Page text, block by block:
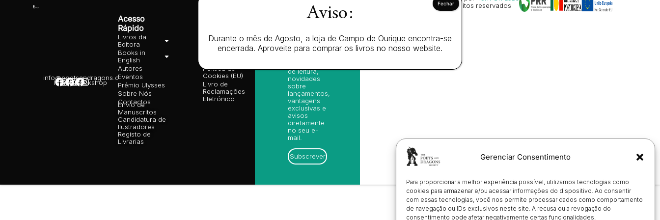
Gerenciar Consentimento
Para proporcionar a melhor experiência possível, utilizamos tecnologias como
cookies para armazenar e/ou acessar informações do dispositivo. Ao consentir
com essas tecnologias, você nos permite processar dados como comportamento
de navegação ou IDs exclusivos neste site. A recusa ou a revogação do
consentimento pode afetar negativamente certas funcionalidades.
info@poetsandragons.com
InfantilAdultoBookshop
Acesso
Rápido
Livros da
Editora
Books in
English
Autores
Eventos
Prémio Ulysses
Sobre Nós
Contactos
Envio de
Manuscritos
Candidatura de
Ilustradores
Registo de
Livrarias
Condições
Gerais de Venda
Política de
Política de
Cookies (EU)
Livro de
Reclamações
Eletrónico
Newsletter
se na nossa
newsletter e
receba as
de leitura,
novidades
sobre
lançamentos,
vantagens
exclusivas e
avisos
diretamente
no seu e-
mail.
Subscrever
© 2026 Todos os direitos reservados
Aviso:
Durante o mês de Agosto, a loja de Campo de Ourique encontra-se
encerrada. Aproveite para comprar os livros no nosso website.